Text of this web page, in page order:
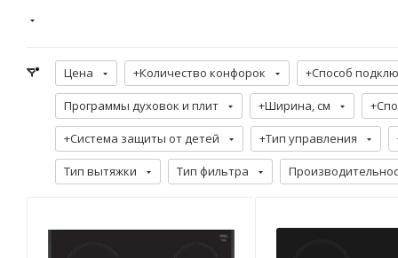
Цена +Количество конфорок +Способ
Программы духовок и плит +Ширина, см
+Система защиты от детей +Тип управления
Тип вытяжки Тип фильтра